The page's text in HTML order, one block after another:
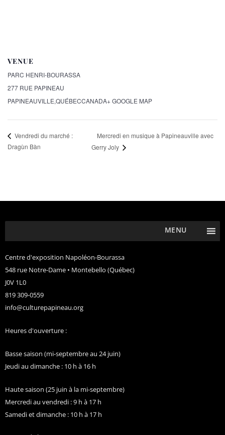
VENUE
PARC HENRI-BOURASSA
277 RUE PAPINEAU
PAPINEAUVILLE,QUÉBECCANADA+ GOOGLE MAP
Vendredi du marché :
Dragùn Bàn
Mercredi en musique à Papineauville avec
Gerry Joly
MENU
Centre d'exposition Napoléon-Bourassa
548 rue Notre-Dame • Montebello (Québec)
J0V 1L0
819 309-0559
info@culturepapineau.org
Heures d'ouverture :
Basse saison (mi-septembre au 24 juin)
Jeudi au dimanche : 10 h à 16 h
Haute saison (25 juin à la mi-septembre)
Mercredi au vendredi : 9 h à 17 h
Samedi et dimanche : 10 h à 17 h